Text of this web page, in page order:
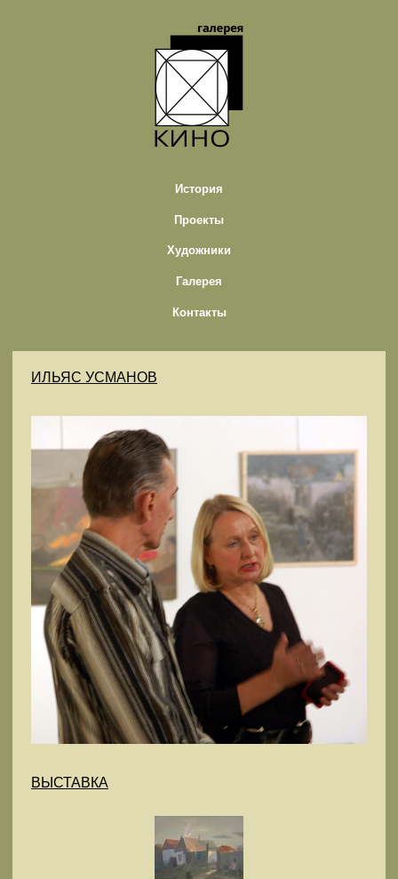
История
Проекты
Художники
Галерея
Контакты
ИЛЬЯС УСМАНОВ
ВЫСТАВКА